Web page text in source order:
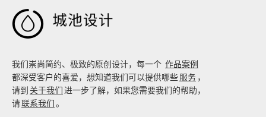

我们崇尚简约、极致的原创设计，每一个 作品案例
都深受客户的喜爱，想知道我们可以提供哪些服务 ，
请到 关于我们进一步了解，如果您需要我们的帮助，
请联系我们。